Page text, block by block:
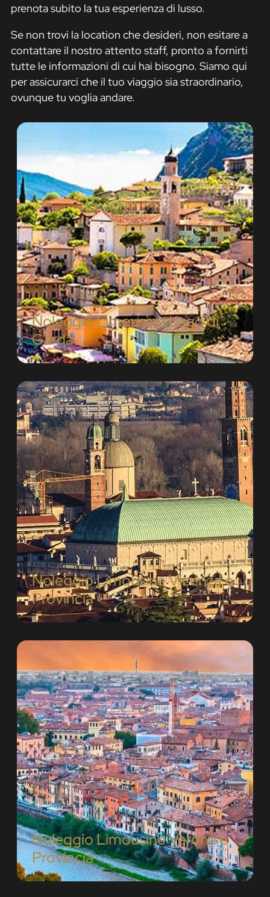
prenota subito la tua esperienza di lusso.
Se non trovi la location che desideri, non esitare a
contattare il nostro attento staff, pronto a fornirti
tutte le informazioni di cui hai bisogno. Siamo qui
per assicurarci che il tuo viaggio sia straordinario,
ovunque tu voglia andare.
Noleggio Limousine Lago di
Garda
Noleggio Limousine Vicenza e
Provincia
Noleggio Limousine Verona e
Provincia